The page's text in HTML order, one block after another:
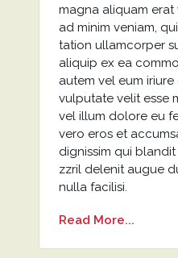
magna aliquam erat
ad minim veniam,
tation ullamcorper
aliquip ex ea
autem vel eum
vulputate velit esse
vel illum dolore eu
vero eros et
dignissim qui
zzril delenit augue
nulla facilisi.
Read More...